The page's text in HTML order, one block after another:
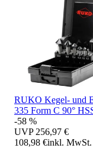
RUKO Kegel- und
335 Form C 90°
-58 %
UVP 256,97 €
108,98 €inkl. MwSt.